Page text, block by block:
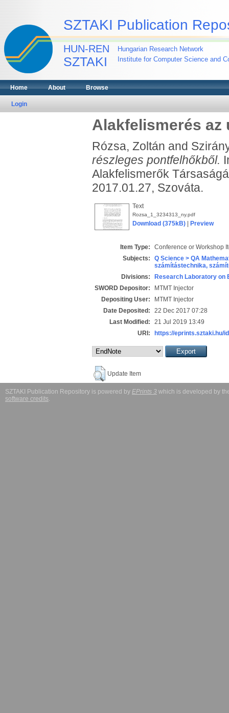
SZTAKI Publication
HUN-REN
SZTAKI
Hungarian Research Network
Institute for Computer Science and
Home About Browse
Login
Alakfelismerés az
Rózsa, Zoltán and
részleges pontfelhőkből.
Alakfelismerők
2017.01.27, Szováta.
Text
Rozsa_1_3234313_ny.pdf
Download (375kB)| Preview
Item Type:
Conference or Workshop
Subjects:
Q Science > QA
számítástechnika,
Divisions:
Research Laboratory on
SWORD Depositor:
MTMT Injector
Depositing User:
MTMT Injector
Date Deposited:
22 Dec 2017 07:28
Last Modified:
21 Jul 2019 13:49
URI:
https://eprints.sztaki.hu/
Update Item
SZTAKI Publication Repository is powered by EPrints 3 which is developed by
software credits.